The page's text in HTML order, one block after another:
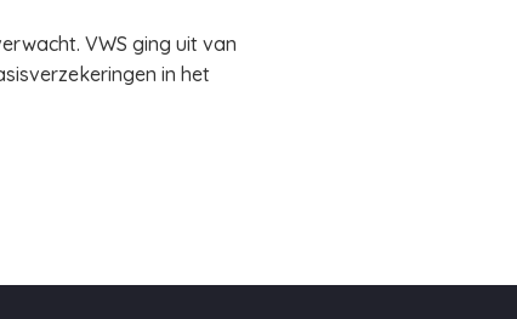
VWS ging uit van
in het